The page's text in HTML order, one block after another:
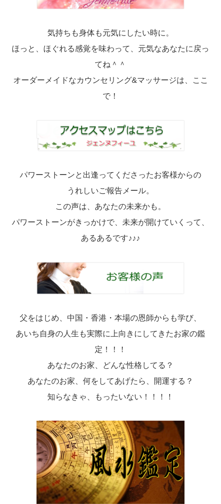
気持ちも身体も元気にしたい時に。
ほっと、ほぐれる感覚を味わって、元気なあなたに戻っ
てね＾＾
オーダーメイドなカウンセリング&マッサージは、ここ
で！
パワーストーンと出逢ってくださったお客様からの
うれしいご報告メール。
この声は、あなたの未来かも。
パワーストーンがきっかけで、未来が開けていくって、
あるあるです♪♪♪
父をはじめ、中国・香港・本場の恩師からも学び、
あいち自身の人生も実際に上向きにしてきたお家の鑑
定！！！
あなたのお家、どんな性格してる？
あなたのお家、何をしてあげたら、開運する？
知らなきゃ、もったいない！！！！